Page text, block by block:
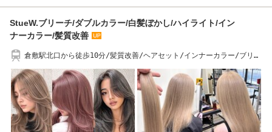
StueW.ブリーチ/ダブルカラー/白髪ぼかし/ハイライト/イン
ナーカラー/髪質改善
倉敷駅北口から徒歩10分/髪質改善/ヘアセット/インナーカラー/ブリー